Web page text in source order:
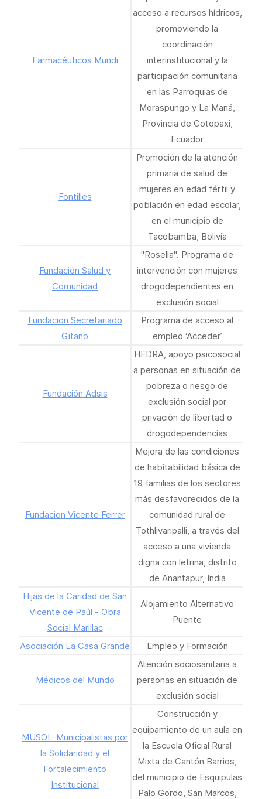
Farmacéuticos Mundi
acceso a recursos hídricos,
promoviendo la
coordinación
interinstitucional y la
participación comunitaria
en las Parroquias de
Moraspungo y La Maná,
Provincia de Cotopaxi,
Ecuador
Fontilles
Promoción de la atención
primaria de salud de
mujeres en edad fértil y
población en edad escolar,
en el municipio de
Tacobamba, Bolivia
Fundación Salud y
Comunidad
"Rosella". Programa de
intervención con mujeres
drogodependientes en
exclusión social
Fundacion Secretariado
Gitano
Programa de acceso al
empleo ‘Acceder’
Fundación Adsis
HEDRA, apoyo psicosocial
a personas en situación de
pobreza o riesgo de
exclusión social por
privación de libertad o
drogodependencias
Fundacion Vicente Ferrer
Mejora de las condiciones
de habitabilidad básica de
19 familias de los sectores
más desfavorecidos de la
comunidad rural de
Tothlivaripalli, a través del
acceso a una vivienda
digna con letrina, distrito
de Anantapur, India
Hijas de la Caridad de San
Vicente de Paúl - Obra
Social Marillac
Alojamiento Alternativo
Puente
Asociación La Casa Grande Empleo y Formación
Médicos del Mundo
Atención sociosanitaria a
personas en situación de
exclusión social
MUSOL-Municipalistas por
la Solidaridad y el
Fortalecimiento
Institucional
Construcción y
equipamiento de un aula en
la Escuela Oficial Rural
Mixta de Cantón Barrios,
del municipio de Esquipulas
Palo Gordo, San Marcos,